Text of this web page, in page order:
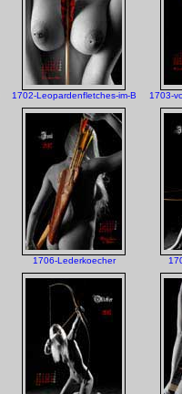
1702-Leopardenfletches-im-B 1703-
1706-Lederkoecher